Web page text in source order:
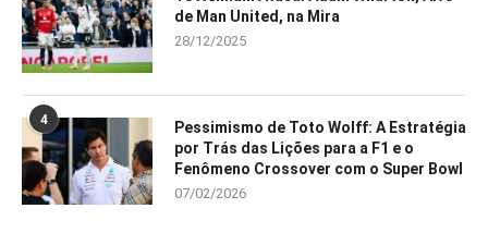
de Man United, na Mira
28/12/2025
4
Pessimismo de Toto Wolff: A Estratégia
por Trás das Lições para a F1 e o
Fenômeno Crossover com o Super Bowl
07/02/2026